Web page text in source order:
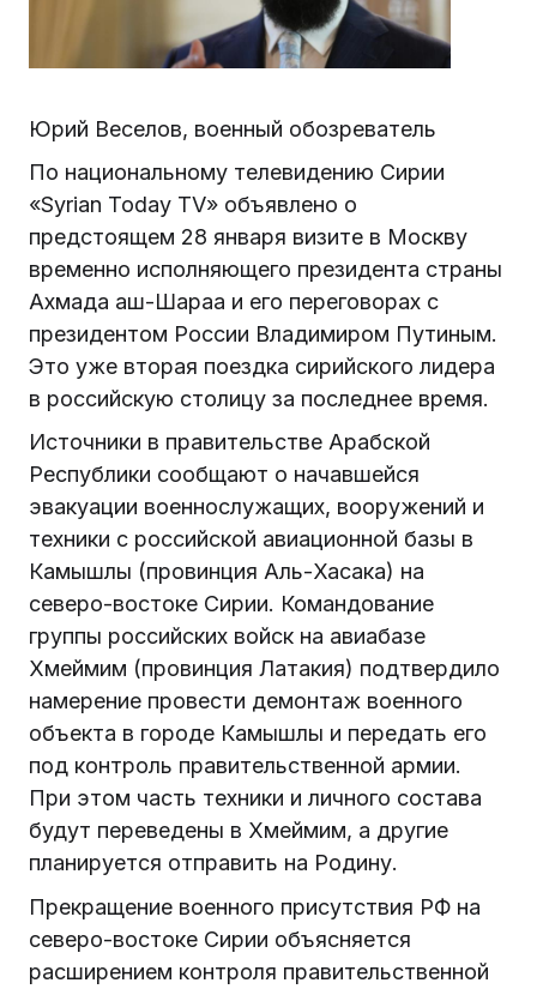
Юрий Веселов, военный обозреватель
По национальному телевидению Сирии
«Syrian Today TV» объявлено о
предстоящем 28 января визите в Москву
временно исполняющего президента страны
Ахмада аш-Шараа и его переговорах с
президентом России Владимиром Путиным.
Это уже вторая поездка сирийского лидера
в российскую столицу за последнее время.
Источники в правительстве Арабской
Республики сообщают о начавшейся
эвакуации военнослужащих, вооружений и
техники с российской авиационной базы в
Камышлы (провинция Аль-Хасака) на
северо-востоке Сирии. Командование
группы российских войск на авиабазе
Хмеймим (провинция Латакия) подтвердило
намерение провести демонтаж военного
объекта в городе Камышлы и передать его
под контроль правительственной армии.
При этом часть техники и личного состава
будут переведены в Хмеймим, а другие
планируется отправить на Родину.
Прекращение военного присутствия РФ на
северо-востоке Сирии объясняется
расширением контроля правительственной